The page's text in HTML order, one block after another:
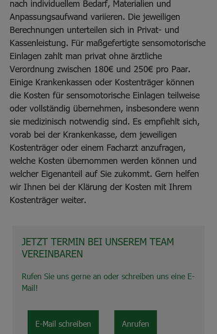
nach individuellem Bedarf, Materialien und
Anpassungsaufwand variieren. Die jeweiligen
Berechnungen unterteilen sich in Privat- und
Kassenleistung. Für maßgefertigte sensomotorische
Einlagen zahlt man privat ohne ärztliche
Verordnung zwischen 180€ und 250€ pro Paar.
Einige Krankenkassen oder Kostenträger können
die Kosten für sensomotorische Einlagen teilweise
oder vollständig übernehmen, insbesondere wenn
sie medizinisch notwendig sind. Es empfiehlt sich,
vorab bei der Krankenkasse, dem jeweiligen
Kostenträger oder einem Facharzt anzufragen,
welche Kosten übernommen werden können und
welcher Eigenanteil auf Sie zukommt. Gern helfen
wir Ihnen bei der Klärung der Kosten mit Ihrem
Kostenträger weiter.
JETZT TERMIN BEI UNSEREM TEAM
VEREINBAREN
Rufen Sie uns gerne an oder schreiben uns eine E-
Mail!
E-Mail schreiben Anrufen